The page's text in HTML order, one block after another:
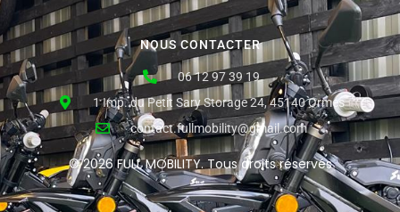
NOUS CONTACTER
06 12 97 39 19
1 Imp. du Petit Sary Storage 24, 45140 Ormes
contact.fullmobility@gmail.com
© 2026 FULL MOBILITY. Tous droits réservés